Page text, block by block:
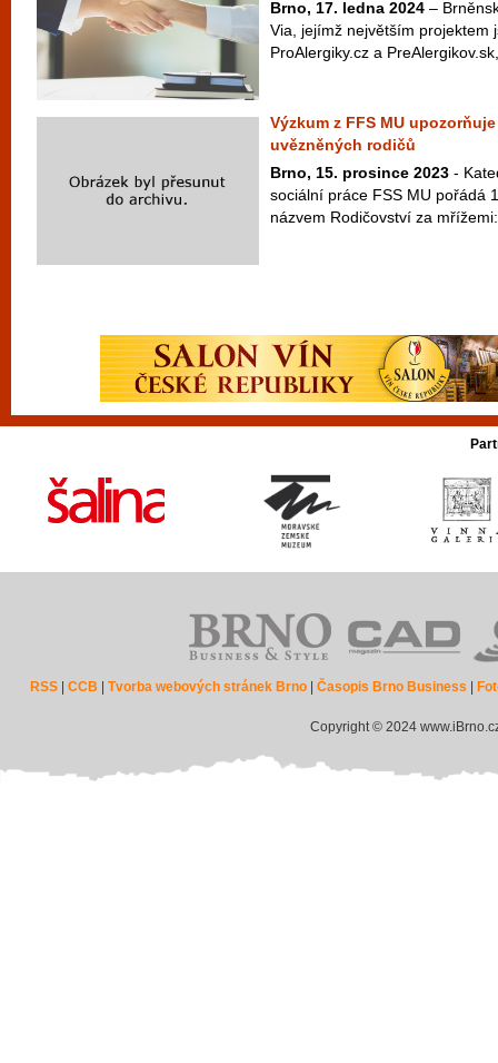
Brno, 17. ledna 2024 –
Via, jejímž největším projektem
ProAlergiky.cz a
Výzkum z FFS MU
uvězněných rodičů
Brno, 15. prosince 2023 -
sociální práce FSS MU pořádá
názvem Rodičovství za
RSS |CCB |Tvorba webových stránek Brno |Časopis Brno Business
Copyright © 2024